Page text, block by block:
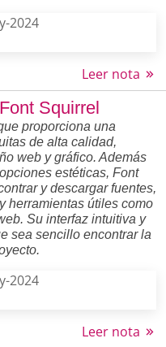
2024
Leer nota
Squirrel
proporciona una
de alta calidad,
web y gráfico. Además
estéticas, Font
y descargar fuentes,
herramientas útiles como
Su interfaz intuitiva y
sea sencillo encontrar la
2024
Leer nota